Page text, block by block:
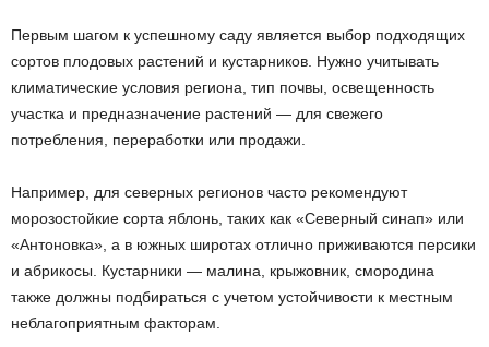
Первым шагом к успешному саду является выбор подходящих
сортов плодовых растений и кустарников. Нужно учитывать
климатические условия региона, тип почвы, освещенность
участка и предназначение растений — для свежего
потребления, переработки или продажи.
Например, для северных регионов часто рекомендуют
морозостойкие сорта яблонь, таких как «Северный синап» или
«Антоновка», а в южных широтах отлично приживаются персики
и абрикосы. Кустарники — малина, крыжовник, смородина
также должны подбираться с учетом устойчивости к местным
неблагоприятным факторам.